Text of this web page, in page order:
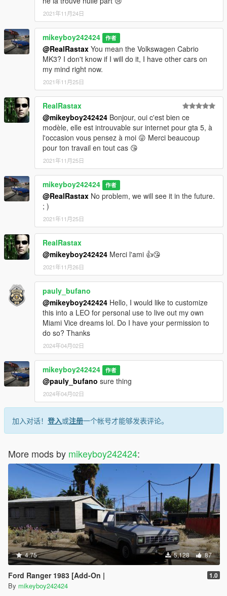
2021年11月24日
mikeyboy242424 作者
@RealRastax You mean the Volkswagen Cabrio
MK3? I don't know if I will do it, I have other cars on
my mind right now.
2021年11月25日
RealRastax
@mikeyboy242424 Bonjour, oui c'est bien ce
modèle, elle est introuvable sur internet pour gta 5, à
l'occasion vous pensez à moi 😜 Merci beaucoup
pour ton travail en tout cas 😘
2021年11月25日
mikeyboy242424 作者
@RealRastax No problem, we will see it in the future.
; )
2021年11月25日
RealRastax
@mikeyboy242424 Merci l'ami 👍😘
2021年11月26日
pauly_bufano
@mikeyboy242424 Hello, I would like to customize
this into a LEO for personal use to live out my own
Miami Vice dreams lol. Do I have your permission to
do so? Thanks
2024年04月02日
mikeyboy242424 作者
@pauly_bufano sure thing
2024年04月02日
加入对话！ 登入或注册一个帐号才能够发表评论。
More mods by mikeyboy242424:
4.75 5,128 87
Ford Ranger 1983 [Add-On | 1.0
By mikeyboy242424